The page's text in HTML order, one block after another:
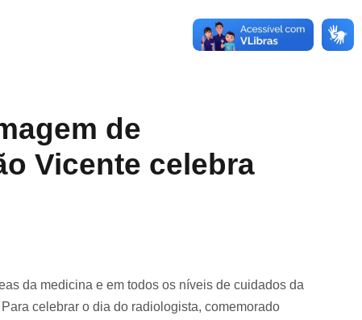
de
Vicente celebra
da medicina e em todos os níveis de cuidados da
celebrar o dia do radiologista, comemorado